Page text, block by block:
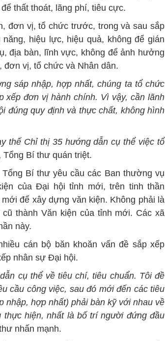
thất thoát, lãng phí, tiêu cực.
đơn vị, tổ chức trước, trong và sau sắp
hiệu lực, hiệu quả, không để gián
địa bàn, lĩnh vực, không để ảnh hưởng
vị, tổ chức và Nhân dân.
sáp nhập, hợp nhất, chúng ta tổ chức
xếp đơn vị hành chính. Vì vậy, cần lãnh
đúng quy định và thực chất, không hình
thế Chỉ thị 35 hướng dẫn cụ thể việc tổ
Tổng Bí thư quán triệt.
Bí thư yêu cầu các Ban thường vụ
của Đại hội tỉnh mới, trên tinh thần
để xây dựng văn kiện. Không phải là
thành Văn kiện của tỉnh mới. Các xã
này.
cán bộ băn khoăn vấn đề sắp xếp
nhân sự Đại hội.
cụ thể về tiêu chí, tiêu chuẩn. Tôi đề
cầu công việc, sau đó mới đến các tiêu
nhập, hợp nhất) phải bàn kỹ với nhau về
thực hiện, nhất là bố trí người đứng đầu
nhấn mạnh.